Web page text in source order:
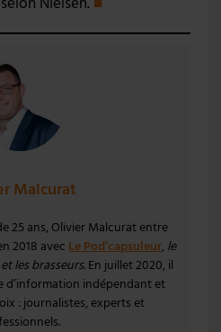
Malcurat
25 ans, Olivier Malcurat entre
2018 avec Le Pod’capsuleur, le
les brasseurs. En juillet 2020, il
d’information indépendant et
: journalistes, experts et